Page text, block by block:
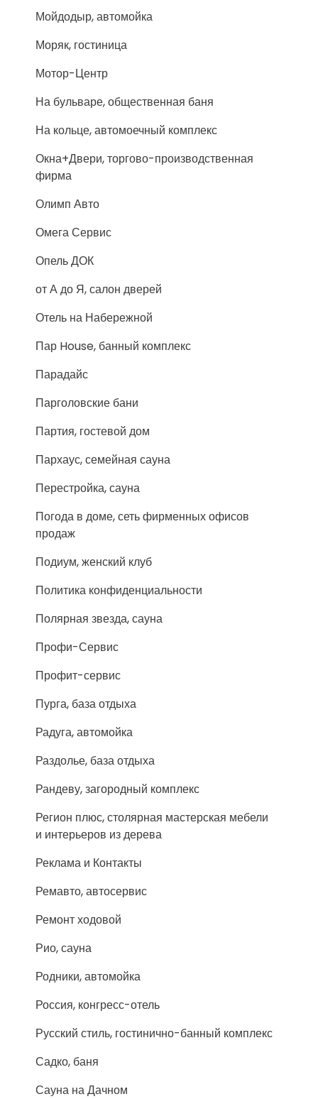
Мойдодыр, автомойка
Моряк, гостиница
Мотор-Центр
На бульваре, общественная баня
На кольце, автомоечный комплекс
Окна+Двери, торгово-производственная
фирма
Олимп Авто
Омега Сервис
Опель ДОК
от А до Я, салон дверей
Отель на Набережной
Пар House, банный комплекс
Парадайс
Парголовские бани
Партия, гостевой дом
Пархаус, семейная сауна
Перестройка, сауна
Погода в доме, сеть фирменных офисов
продаж
Подиум, женский клуб
Политика конфиденциальности
Полярная звезда, сауна
Профи-Сервис
Профит-сервис
Пурга, база отдыха
Радуга, автомойка
Раздолье, база отдыха
Рандеву, загородный комплекс
Регион плюс, столярная мастерская мебели
и интерьеров из дерева
Реклама и Контакты
Ремавто, автосервис
Ремонт ходовой
Рио, сауна
Родники, автомойка
Россия, конгресс-отель
Русский стиль, гостинично-банный комплекс
Садко, баня
Сауна на Дачном